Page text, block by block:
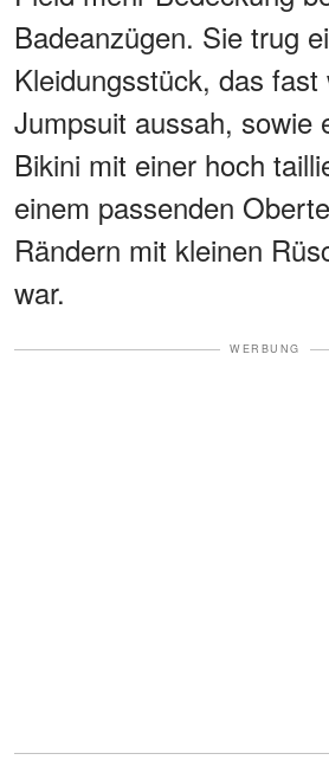
Badeanzügen. Sie trug
Kleidungsstück, das fast
Jumpsuit aussah, sowie
Bikini mit einer hoch
einem passenden
Rändern mit kleinen
war.
WERBUNG